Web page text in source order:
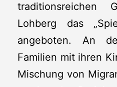
traditionsreichen
Lohberg das
angeboten. An
Familien mit ihren
Mischung von